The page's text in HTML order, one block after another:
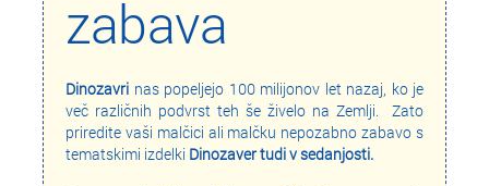
zabava
Dinozavri nas popeljejo 100 milijonov let nazaj, ko je
več različnih podvrst teh še živelo na Zemlji. Zato
priredite vaši malčici ali malčku nepozabno zabavo s
tematskimi izdelki Dinozaver tudi v sedanjosti.